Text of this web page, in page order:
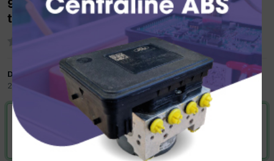
937A2000 85Kw Diesel] programmazione
telecomando originale
Da alfredo1981
27 Marzo 2012
in Meccatronica
VAI ALLA SOLUZIONE
Risolta da alfredo1981, 27 Marzo 2012